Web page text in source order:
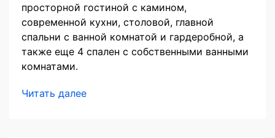
просторной гостиной с камином,
современной кухни, столовой, главной
спальни с ванной комнатой и гардеробной, а
также еще 4 спален с собственными ванными
комнатами.
Читать далее